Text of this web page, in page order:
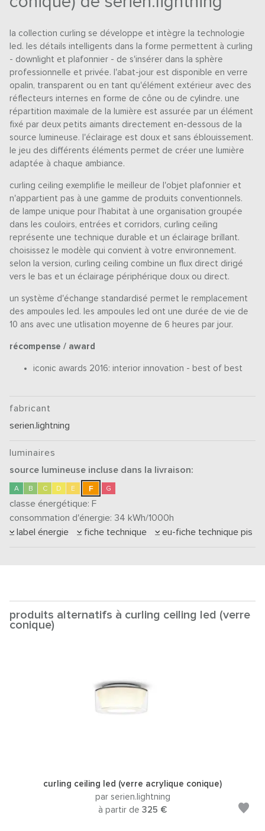
la collection curling se développe et intègre la technologie
led. les détails intelligents dans la forme permettent à curling
- downlight et plafonnier - de s'insérer dans la sphère
professionnelle et privée. l'abat-jour est disponible en verre
opalin, transparent ou en tant qu'élément extérieur avec des
réflecteurs internes en forme de cône ou de cylindre. une
répartition maximale de la lumière est assurée par un élément
fixé par deux petits aimants directement en-dessous de la
source lumineuse. l'éclairage est doux et sans éblouissement.
le jeu des différents éléments permet de créer une lumière
adaptée à chaque ambiance.
curling ceiling exemplifie le meilleur de l'objet plafonnier et
n'appartient pas à une gamme de produits conventionnels.
de lampe unique pour l'habitat à une organisation groupée
dans les couloirs, entrées et corridors, curling ceiling
représente une technique durable et un éclairage brillant.
choisissez le modèle qui convient à votre environnement.
selon la version, curling ceiling combine un flux direct dirigé
vers le bas et un éclairage périphérique doux ou direct.
un système d'échange standardisé permet le remplacement
des ampoules led. les ampoules led ont une durée de vie de
10 ans avec une utlisation moyenne de 6 heures par jour.
récompense / award
iconic awards 2016: interior innovation - best of best
fabricant
serien.lightning
luminaires
source lumineuse incluse dans la livraison:
A B C D E F G
classe énergétique: F
consommation d'énergie: 34 kWh/1000h
label énergie
fiche technique eu-fiche technique pis
produits alternatifs à curling ceiling led (verre
conique)
curling ceiling led (verre acrylique conique)
par serien.lightning
à partir de 325 €